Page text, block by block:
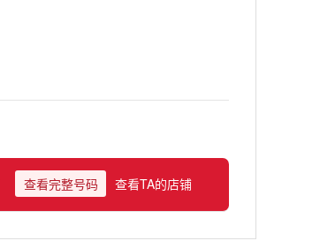
查看完整号码 查看TA的店铺